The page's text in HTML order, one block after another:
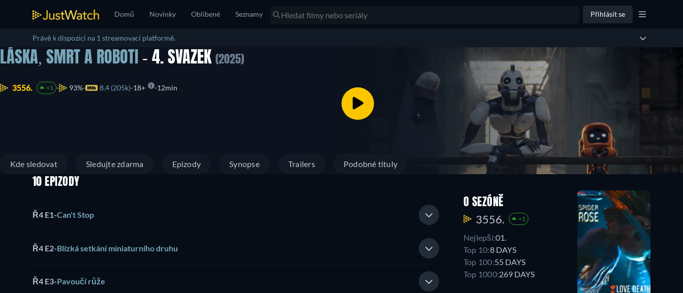
Domů Novinky Oblíbené Seznamy Přihlásit se
Právě k dispozici na 1 streamovací platformě.
LÁSKA, SMRT A ROBOTI - 4. SVAZEK (2025)
3556. +1 93% 8.4 (205k) 18+ 12min
Kde sledovat Sledujte zdarma Epizody Synopse Trailers Podobné tituly
10 EPIZODY
Ř4 E1-Can't Stop
Ř4 E2-Blízká setkání miniaturního druhu
Ř4 E3-Pavoučí růže
O SEZÓNĚ
3556. +1
Nejlepší:01.
Top 10:8 DAYS
Top 100:55 DAYS
Top 1000:269 DAYS